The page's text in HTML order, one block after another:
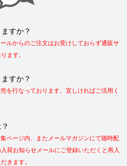
すか？
ルからのご注文はお受けしておらず通販サ
ます。
すか？
を行なっております。宜しければご活用く
ページ内、またメールマガジンにて随時配
荷お知らせメールにご登録いただくと再入
きます。